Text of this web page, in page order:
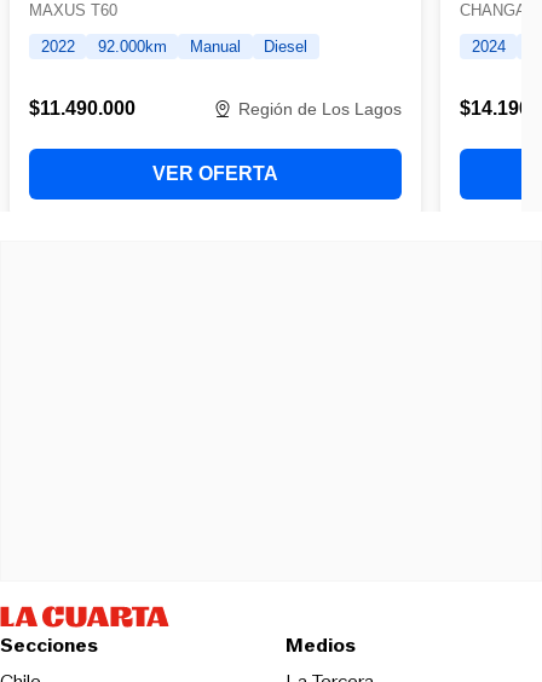
Secciones
Medios